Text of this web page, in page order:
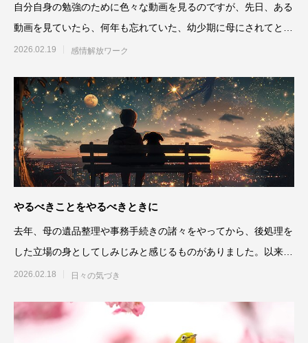
自分自身の勉強のために色々な動画を見るのですが、先日、ある
動画を見ていたら、何年も忘れていた、幼少期に母にされてとて
も嫌だったこと
2026.02.19 感情解放ワーク
やるべきことをやるべきときに
去年、母の遺品整理や事務手続きの諸々をやってから、後処理を
した立場の身としてしみじみと感じるものがありました。以来、
何かあったときに後の人
2026.02.18 日々の気づき